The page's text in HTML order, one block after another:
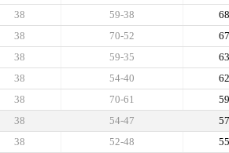
68
59-38
38
67
70-52
38
63
59-35
38
62
54-40
38
59
70-61
38
57
54-47
38
55
52-48
38